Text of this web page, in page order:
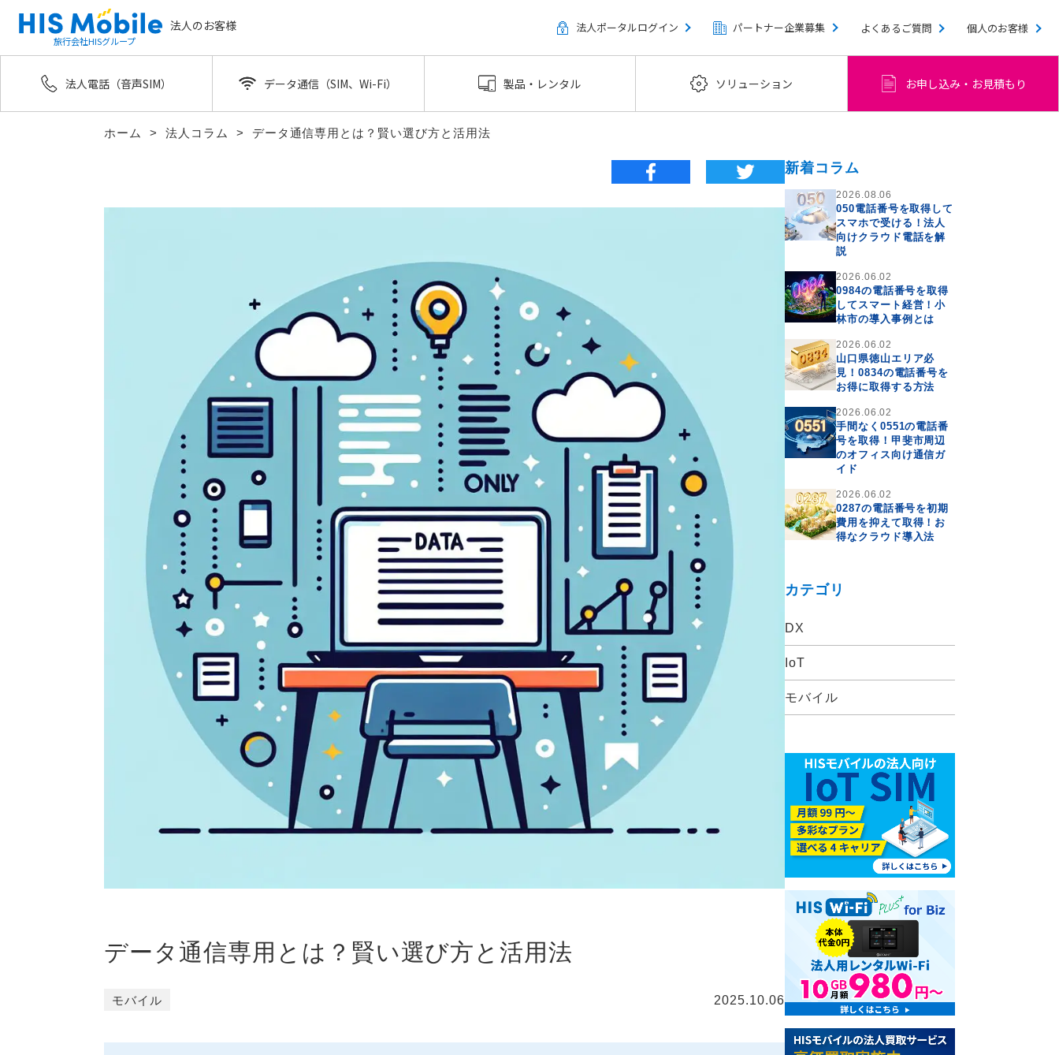
旅行会社HISグループ
法人のお客様 法人ポータルログイン パートナー企業募集 よくあるご質問 個人のお客様
法人電話（音声SIM） データ通信（SIM、Wi-Fi） 製品・レンタル ソリューション お申し込み・お見積もり
ホーム 法人コラム データ通信専用とは？賢い選び方と活用法
データ通信専用とは？賢い選び方と活用法
モバイル 2025.10.06
新着コラム
2026.08.06
050電話番号を取得して
スマホで受ける！法人
向けクラウド電話を解
説
2026.06.02
0984の電話番号を取得
してスマート経営！小
林市の導入事例とは
2026.06.02
山口県徳山エリア必
見！0834の電話番号を
お得に取得する方法
2026.06.02
手間なく0551の電話番
号を取得！甲斐市周辺
のオフィス向け通信ガ
イド
2026.06.02
0287の電話番号を初期
費用を抑えて取得！お
得なクラウド導入法
カテゴリ
DX
IoT
モバイル